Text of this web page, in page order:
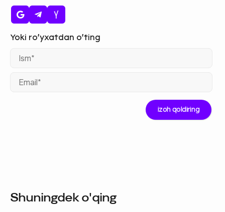
Shuningdek o'qing